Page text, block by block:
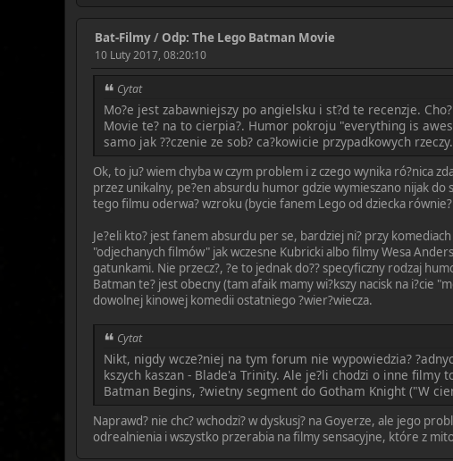
Bat-Filmy/Odp: The Lego Batman Movie
10 Luty 2017, 08:20:10
Cytat
Mo?e jest zabawniejszy po angielsku i st?d te recenzje.
Movie te? na to cierpia?. Humor pokroju "everything is
samo jak ??czenie ze sob? ca?kowicie przypadkowych
Ok, to ju? wiem chyba w czym problem i z czego wynika ró?nica
przez unikalny, pe?en absurdu humor gdzie wymieszano nijak
tego filmu oderwa? wzroku (bycie fanem Lego od dziecka
Je?eli kto? jest fanem absurdu per se, bardziej ni? przy
"odjechanych filmów" jak wczesne Kubricki albo filmy Wesa
gatunkami. Nie przecz?, ?e to jednak do?? specyficzny rodzaj
Batman te? jest obecny (tam afaik mamy wi?kszy nacisk na i?cie
dowolnej kinowej komedii ostatniego ?wier?wiecza.
Cytat
Nikt, nigdy wcze?niej na tym forum nie wypowiedzia?
kszych kaszan - Blade'a Trinity. Ale je?li chodzi o inne filmy
Batman Begins, ?wietny segment do Gotham Knight ("W
Naprawd? nie chc? wchodzi? w dyskusj? na Goyerze, ale jego
odrealnienia i wszystko przerabia na filmy sensacyjne, które z